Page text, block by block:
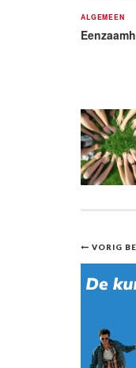
ALGEMEEN
VORIG